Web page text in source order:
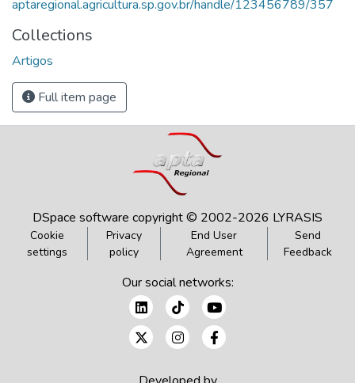
aptaregional.agricultura.sp.gov.br/handle/123456789/357
Collections
Artigos
Full item page
DSpace software copyright © 2002-2026 LYRASIS
Cookie
settings
Privacy
policy
End User
Agreement
Send
Feedback
Our social networks: